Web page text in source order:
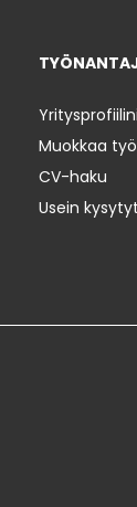
Yritysprofiilini
Muokkaa
CV-haku
Usein